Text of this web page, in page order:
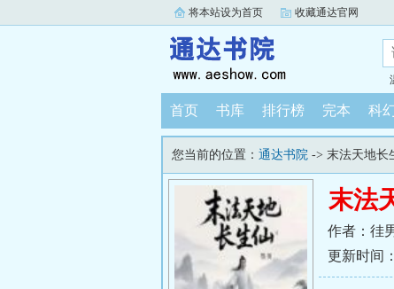
将本站设为首页 收藏通达官网
首页 书库 排行榜 完本 科
您当前的位置： 通达书院 -> 末法天地长
末法
作者：徍
更新时间